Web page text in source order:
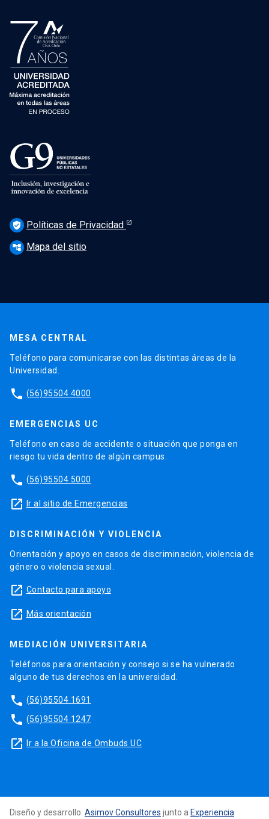
verified_user Políticas de Privacidad
account_tree Mapa del sitio
MESA CENTRAL
Teléfono para comunicarse con las distintas áreas de la
Universidad.
phone (56)95504 4000
EMERGENCIAS UC
Teléfono en caso de accidente o situación que ponga en
riesgo tu vida dentro de algún campus.
phone (56)95504 5000
launch Ir al sitio de Emergencias
DISCRIMINACIÓN Y VIOLENCIA
Orientación y apoyo en casos de discriminación, violencia de
género o violencia sexual.
launch Contacto para apoyo
launch Más orientación
MEDIACIÓN UNIVERSITARIA
Teléfonos para orientación y consejo si se ha vulnerado
alguno de tus derechos en la universidad.
phone (56)95504 1691
phone (56)95504 1247
launch Ir a la Oficina de Ombuds UC
Diseño y desarrollo: Asimov Consultores junto a Experiencia